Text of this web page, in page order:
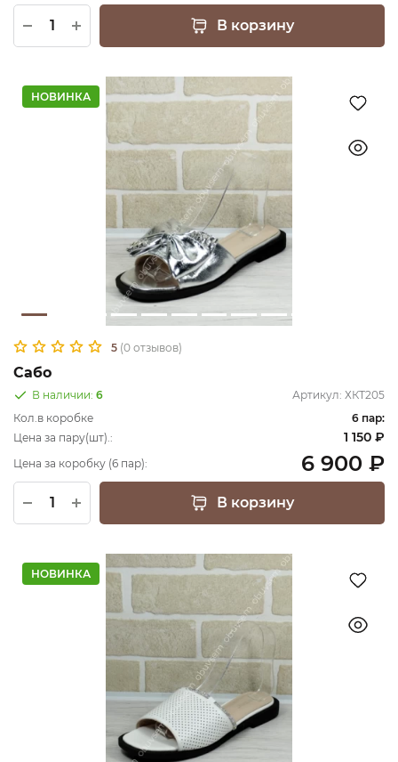
В корзину
НОВИНКА
5 (0 отзывов)
Сабо
В наличии: 6 Артикул: ХКТ205
Кол.в коробке
6 пар:
Цена за пару(шт).:
1 150 ₽
Цена за коробку (6 пар): 6 900 ₽
В корзину
НОВИНКА